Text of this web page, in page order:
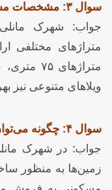
سوال ۳: مشخصات مسکونی در شهرک مانلی چیست؟
جواب: شهرک
متراژهای مختلفی
ویلاهای متنوعی نیز
سوال ۴: چگونه می‌توان زمین در شهرک مانلی خریداری کرد؟
جواب: در شهرک
زمین‌ها به منظور